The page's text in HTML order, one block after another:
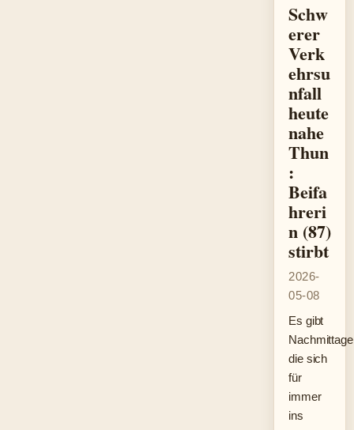
Schw
erer
Verk
ehrsu
nfall
heute
nahe
Thun
:
Beifa
hreri
n (87)
stirbt
2026-
05-08
Es gibt
die sich
für
immer
ins